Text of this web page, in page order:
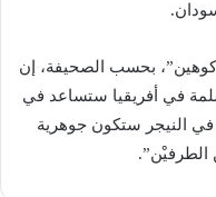
كوهين”، بحسب الصحيفة، إن
في أفريقيا ستساعد في
في النيجر ستكون جوهرية
الطرفيْن”.